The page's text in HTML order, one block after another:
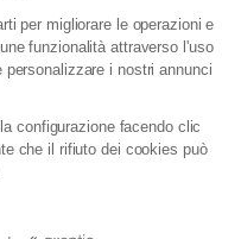
per migliorare le operazioni e
funzionalità attraverso l'uso
i nostri annunci
configurazione facendo clic
che il rifiuto dei cookies può
e dei cookie
clienti professionali